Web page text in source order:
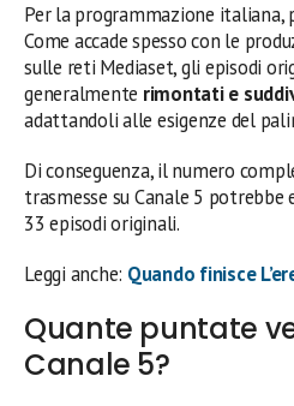
Per la programmazione italiana,
Come accade spesso con le
sulle reti Mediaset, gli episodi
generalmente rimontati e
adattandoli alle esigenze del
Di conseguenza, il numero
trasmesse su Canale 5
33 episodi originali.
Leggi anche: Quando finisce
Quante puntate
Canale 5?